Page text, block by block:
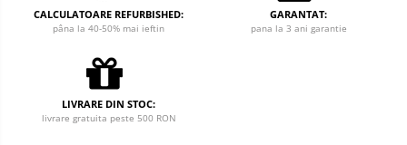
CALCULATOARE REFURBISHED:
pâna la 40-50% mai ieftin
GARANTAT:
pana la 3 ani garantie
LIVRARE DIN STOC:
livrare gratuita peste 500 RON